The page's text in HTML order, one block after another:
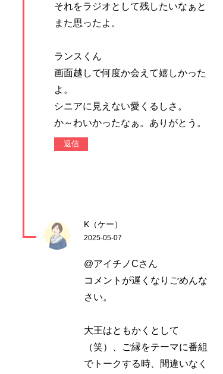
それをラジオとして残したいなぁと
また思ったよ。
ランスくん
画面越しで何度か会えて嬉しかった
よ。
シニアに見えない愛くるしさ。
か～わいかったなぁ。ありがとう。
返信
K（ケー）
2025-05-07
@アイチノCさん
コメントが遅くなりごめんな
さい。
大王はともかくとして
（笑）、ご縁をテーマに番組
でトークする時、間違いなく